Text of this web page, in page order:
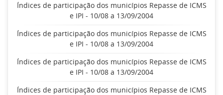
Índices de participação dos municípios Repasse de ICMS
e IPI - 10/08 a 13/09/2004
Índices de participação dos municípios Repasse de ICMS
e IPI - 10/08 a 13/09/2004
Índices de participação dos municípios Repasse de ICMS
e IPI - 10/08 a 13/09/2004
Índices de participação dos municípios Repasse de ICMS